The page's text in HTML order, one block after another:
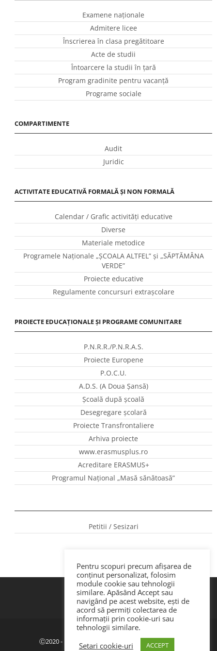
Examene naționale
Admitere licee
Înscrierea în clasa pregătitoare
Acte de studii
Întoarcere la studii în ţară
Program gradinite pentru vacanţă
Programe sociale
COMPARTIMENTE
Audit
Juridic
ACTIVITATE EDUCATIVĂ FORMALĂ ȘI NON FORMALĂ
Calendar / Grafic activităţi educative
Diverse
Materiale metodice
Programele Naţionale „ŞCOALA ALTFEL” și „SĂPTĂMÂNA
VERDE”
Proiecte educative
Regulamente concursuri extraşcolare
PROIECTE EDUCAȚIONALE ȘI PROGRAME COMUNITARE
P.N.R.R./P.N.R.A.S.
Proiecte Europene
P.O.C.U.
A.D.S. (A Doua Șansă)
Școală după școală
Desegregare școlară
Proiecte Transfrontaliere
Arhiva proiecte
www.erasmusplus.ro
Acreditare ERASMUS+
Programul Național „Masă sănătoasă”
Petitii / Sesizari
Politica de confidenţialitate|GDPR
Ⓒ2020 - ISJ Botoșani. Dezvoltat de Webemotion.
Pentru scopuri precum afișarea de
conținut personalizat, folosim
module cookie sau tehnologii
similare. Apăsând Accept sau
navigând pe acest website, ești de
acord să permiți colectarea de
informații prin cookie-uri sau
tehnologii similare.
Setari cookie-uri
ACCEPT